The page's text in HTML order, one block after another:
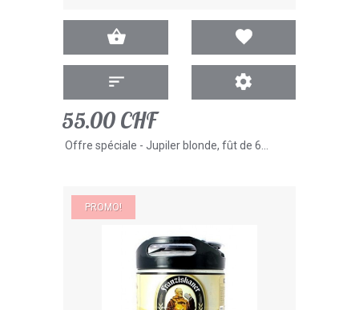
55.00 CHF
Offre spéciale - Jupiler blonde, fût de 6...
PROMO!